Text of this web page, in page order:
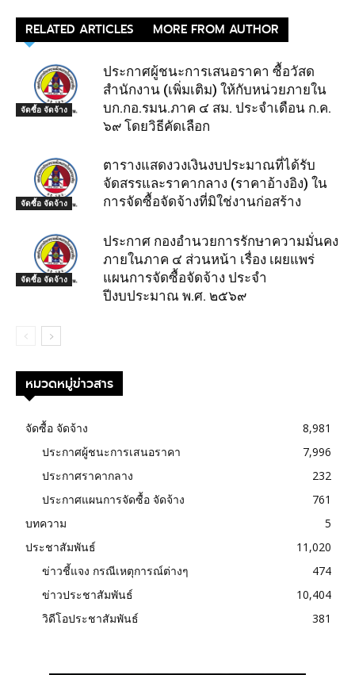
RELATED ARTICLES MORE FROM AUTHOR
จัดซื้อ จัดจ้าง
ประกาศผู้ชนะการเสนอราคา ซื้อวัสด
สำนักงาน (เพิ่มเติม) ให้กับหน่วยภายใน
บก.กอ.รมน.ภาค ๔ สม. ประจำเดือน ก.ค.
๖๙ โดยวิธีคัดเลือก
จัดซื้อ จัดจ้าง
ตารางแสดงวงเงินงบประมาณที่ได้รับ
จัดสรรและราคากลาง (ราคาอ้างอิง) ใน
การจัดซื้อจัดจ้างที่มิใช่งานก่อสร้าง
จัดซื้อ จัดจ้าง
ประกาศ กองอํานวยการรักษาความมั่นคง
ภายในภาค ๔ ส่วนหน้า เรื่อง เผยแพร่
แผนการจัดซื้อจัดจ้าง ประจํา
ปีงบประมาณ พ.ศ. ๒๕๖๙
หมวดหมู่ข่าวสาร
จัดซื้อ จัดจ้าง
8,981
ประกาศผู้ชนะการเสนอราคา
7,996
ประกาศราคากลาง
232
ประกาศแผนการจัดซื้อ จัดจ้าง
761
บทความ
5
ประชาสัมพันธ์
11,020
ข่าวชี้แจง กรณีเหตุการณ์ต่างๆ
474
ข่าวประชาสัมพันธ์
10,404
วิดีโอประชาสัมพันธ์
381